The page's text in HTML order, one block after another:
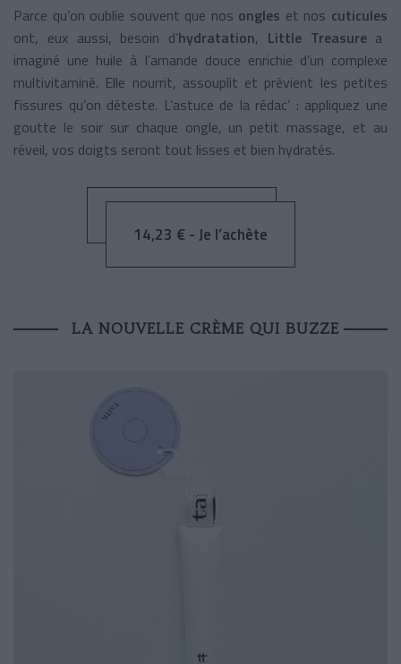
Parce qu’on oublie souvent que nos ongles et nos cuticules
ont, eux aussi, besoin d’hydratation, Little Treasurea
imaginé une huile à l’amande douce enrichie d’un complexe
multivitaminé. Elle nourrit, assouplit et prévient les petites
fissures qu’on déteste. L’astuce de la rédac’ : appliquez une
goutte le soir sur chaque ongle, un petit massage, et au
réveil, vos doigts seront tout lisses et bien hydratés.
14,23 € - Je l’achète
LA NOUVELLE CRÈME QUI BUZZE